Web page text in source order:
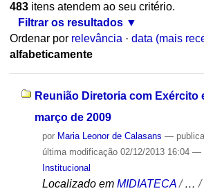
483itens atendem ao seu critério.
Filtrar os resultados
Ordenar por relevância · data (mais
alfabeticamente
Reunião Diretoria com Exército
março de 2009
por Maria Leonor de Calasans —
última modificação02/12/2013 16:04 —
Institucional
Localizado em MIDIATECA /…/